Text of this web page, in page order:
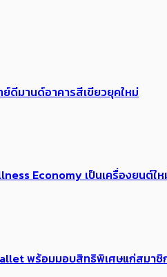
ย์ดีมานด์อาคารสีเขียวยุคใหม่
Economy เป็นเครื่องยนต์ให
พร้อมมอบสิทธิพิเศษแก่สมาชิ